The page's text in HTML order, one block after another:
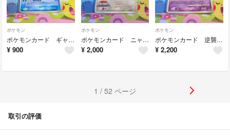
ポケモン
ポケモンカード ギャラドス キラ 024/082 1EDITION
¥ 900
ポケモン
ポケモンカード ニャース アルセウス超克の時空へ 017/022 Lv38
¥ 2,000
ポケモン
ポケモンカード 逆襲のミュウツー キラ 10th
¥ 2,200
1 / 52 ページ
取引の評価